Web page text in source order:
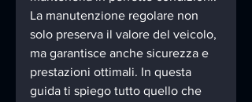
La manutenzione regolare non
solo preserva il valore del veicolo,
ma garantisce anche sicurezza e
prestazioni ottimali. In questa
guida ti spiego tutto quello che